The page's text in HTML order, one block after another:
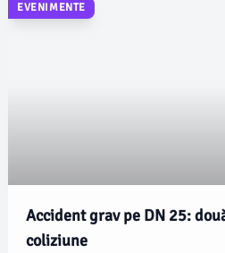
EVENIMENTE
Accident grav pe DN 25:
coliziune